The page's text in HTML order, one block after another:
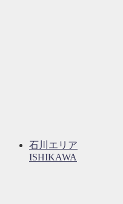
石川エリア
ISHIKAWA